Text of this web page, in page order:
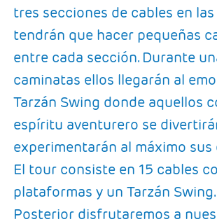
tres secciones de cables en
tendrán que hacer pequeñas
entre cada sección. Durante
caminatas ellos llegarán al
Tarzán Swing donde aquellos
espíritu aventurero se
experimentarán al máximo sus
El tour consiste en 15 cables
plataformas y un Tarzán Swing.
Posterior disfrutaremos a